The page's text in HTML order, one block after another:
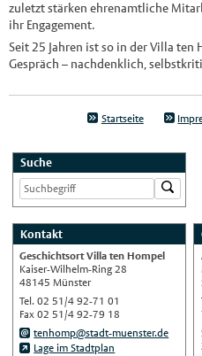
zuletzt stärken ehrenamtliche
ihr Engagement.
Seit 25 Jahren ist so in der Villa
Gespräch – nachdenklich,
Startseite
Suche
Kontakt
Geschichtsort Villa ten Hompel
Kaiser-Wilhelm-Ring 28
48145 Münster
Tel. 02 51/4 92-71 01
Fax 02 51/4 92-79 18
tenhomp@stadt-muenster.de
Lage im Stadtplan